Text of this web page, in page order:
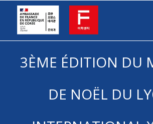
3ÈME ÉDITION DU
DE NOËL DU